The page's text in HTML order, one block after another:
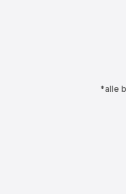
*alle